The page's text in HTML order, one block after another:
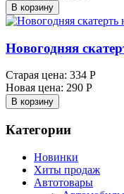
В корзину
Новогодняя
Старая цена: 334 Р
Новая цена: 290 Р
В корзину
Категории
Новинки
Хиты продаж
Автотовары